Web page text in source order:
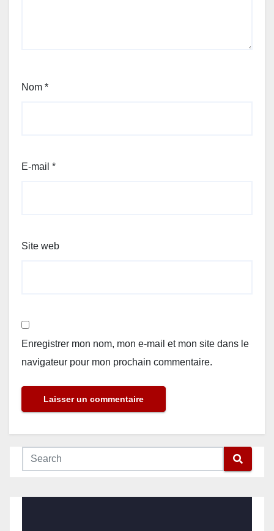
Nom *
E-mail *
Site web
Enregistrer mon nom, mon e-mail et mon site dans le
navigateur pour mon prochain commentaire.